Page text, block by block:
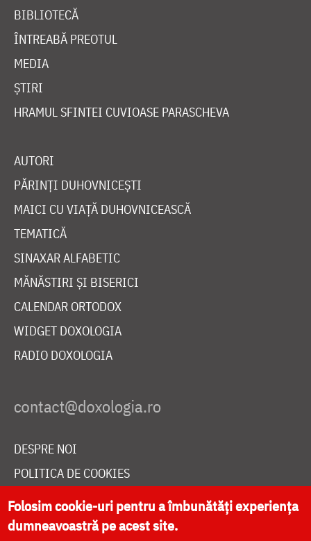
BIBLIOTECĂ
ÎNTREABĂ PREOTUL
MEDIA
ȘTIRI
HRAMUL SFINTEI CUVIOASE PARASCHEVA
AUTORI
PĂRINȚI DUHOVNICEȘTI
MAICI CU VIAȚĂ DUHOVNICEASCĂ
TEMATICĂ
SINAXAR ALFABETIC
MĂNĂSTIRI ȘI BISERICI
CALENDAR ORTODOX
WIDGET DOXOLOGIA
RADIO DOXOLOGIA
DESPRE NOI
POLITICA DE COOKIES
DONEAZĂ ONLINE PENTRU CATEDRALA NAȚIONALĂ
Folosim cookie-uri pentru a îmbunătăți experiența
dumneavoastră pe acest site.